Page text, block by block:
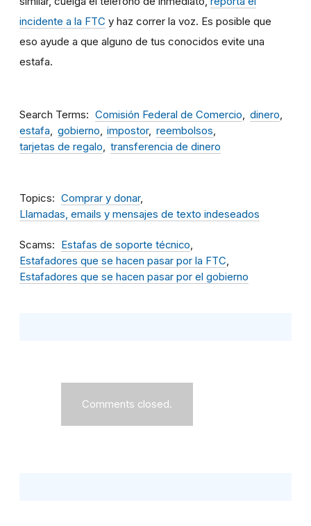
incidente a la FTC y haz correr la voz. Es posible que
eso ayude a que alguno de tus conocidos evite una
estafa.
Search Terms Comisión Federal de Comercio
dinero
estafa
gobierno impostor
reembolsos
tarjetas de regalo
transferencia de dinero
Topics
Comprar y donar
Llamadas, emails y mensajes de texto indeseados
Scams
Estafas de soporte técnico
Estafadores que se hacen pasar por la FTC
Estafadores que se hacen pasar por el gobierno
Comments closed.